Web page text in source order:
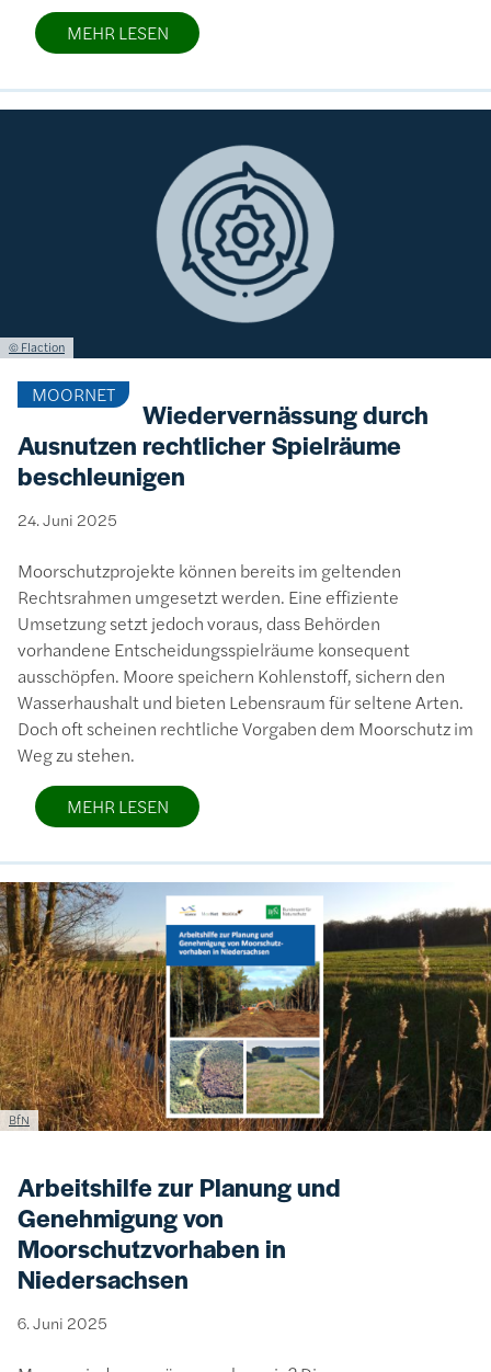
MEHR LESEN
Lizenzinformationen einschließlich Urheberrecht
© Flaction
MOORNET
Wiedervernässung durch
Ausnutzen rechtlicher Spielräume
beschleunigen
24. Juni 2025
Moorschutzprojekte können bereits im geltenden
Rechtsrahmen umgesetzt werden. Eine effiziente
Umsetzung setzt jedoch voraus, dass Behörden
vorhandene Entscheidungsspielräume konsequent
ausschöpfen. Moore speichern Kohlenstoff, sichern den
Wasserhaushalt und bieten Lebensraum für seltene Arten.
Doch oft scheinen rechtliche Vorgaben dem Moorschutz im
Weg zu stehen.
MEHR LESEN
Bild
Lizenzinformationen einschließlich Urheberrecht
BfN
Arbeitshilfe zur Planung und
Genehmigung von
Moorschutzvorhaben in
Niedersachsen
6. Juni 2025